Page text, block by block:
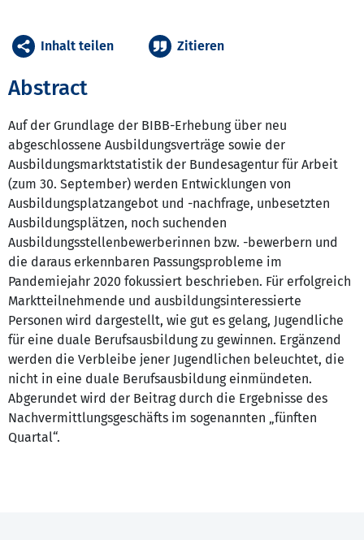
Abstract
Auf der Grundlage der BIBB-Erhebung über neu
abgeschlossene Ausbildungsverträge sowie der
Ausbildungsmarktstatistik der Bundesagentur für Arbeit
(zum 30. September) werden Entwicklungen von
Ausbildungsplatzangebot und -nachfrage, unbesetzten
Ausbildungsplätzen, noch suchenden
Ausbildungsstellenbewerberinnen bzw. -bewerbern und
die daraus erkennbaren Passungsprobleme im
Pandemiejahr 2020 fokussiert beschrieben. Für erfolgreich
Marktteilnehmende und ausbildungsinteressierte
Personen wird dargestellt, wie gut es gelang, Jugendliche
für eine duale Berufsausbildung zu gewinnen. Ergänzend
werden die Verbleibe jener Jugendlichen beleuchtet, die
nicht in eine duale Berufsausbildung einmündeten.
Abgerundet wird der Beitrag durch die Ergebnisse des
Nachvermittlungsgeschäfts im sogenannten „fünften
Quartal“.
Inhalt teilen Zitieren